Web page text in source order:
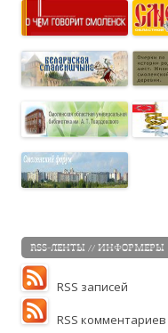
RSS-ЛЕНТЫ // ИНФОРМЕРЫ
RSS записей
RSS комментариев